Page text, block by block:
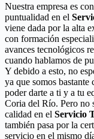
Nuestra empresa es
puntualidad en el
viene dada por la alta
con formación
avances tecnológicos
cuando hablamos de
Y debido a esto, no
ya que somos
poder darte a ti y a tu
Coria del Río. Pero no
calidad en el Servicio
también pasa por la
servicio en el mismo